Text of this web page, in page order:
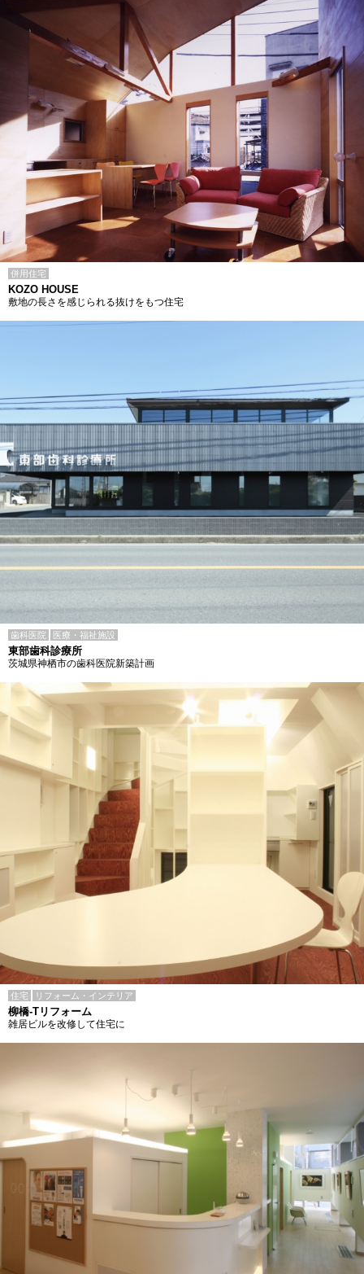
併用住宅
KOZO HOUSE
敷地の長さを感じられる抜けをもつ住宅
歯科医院 医療・福祉施設
東部歯科診療所
茨城県神栖市の歯科医院新築計画
住宅 リフォーム・インテリア
柳橋-Tリフォーム
雑居ビルを改修して住宅に